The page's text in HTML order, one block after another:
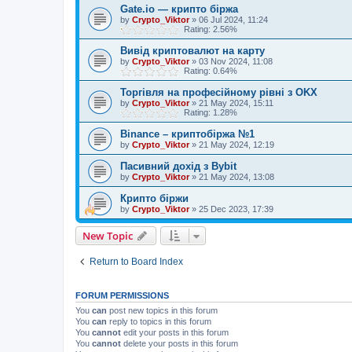
Gate.io — крипто біржа
by Crypto_Viktor» 06 Jul 2024, 11:24
Rating: 2.56%
Вивід криптовалют на карту
by Crypto_Viktor» 03 Nov 2024, 11:08
Rating: 0.64%
Торгівля на професійному рівні з OKX
by Crypto_Viktor» 21 May 2024, 15:11
Rating: 1.28%
Binance – криптобіржа №1
by Crypto_Viktor» 21 May 2024, 12:19
Пасивний дохід з Bybit
by Crypto_Viktor» 21 May 2024, 13:08
Крипто біржи
by Crypto_Viktor» 25 Dec 2023, 17:39
New Topic
Return to Board Index
FORUM PERMISSIONS
You can post new topics in this forum
You can reply to topics in this forum
You cannot edit your posts in this forum
You cannot delete your posts in this forum